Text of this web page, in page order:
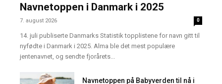
Navnetoppen i Danmark i 2025
7. august 2026 0
14. juli publiserte Danmarks Statistik topplistene for navn gitt til
nyfødte i Danmark i 2025. Alma ble det mest populære
jentenavnet, og sendte fjorårets...
Navnetoppen på Babyverden til nå i